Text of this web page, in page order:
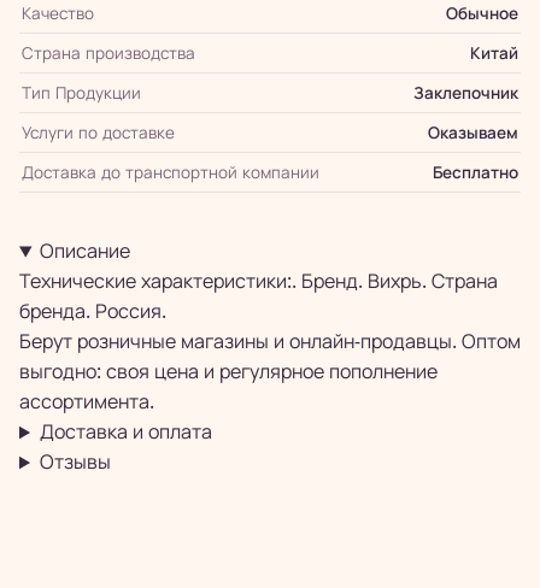
Качество
Обычное
Страна производства
Китай
Тип Продукции
Заклепочник
Услуги по доставке
Оказываем
Доставка до транспортной компании
Бесплатно
Описание
Технические характеристики:. Бренд. Вихрь. Страна
бренда. Россия.
Берут розничные магазины и онлайн-продавцы. Оптом
выгодно: своя цена и регулярное пополнение
ассортимента.
Доставка и оплата
Отзывы